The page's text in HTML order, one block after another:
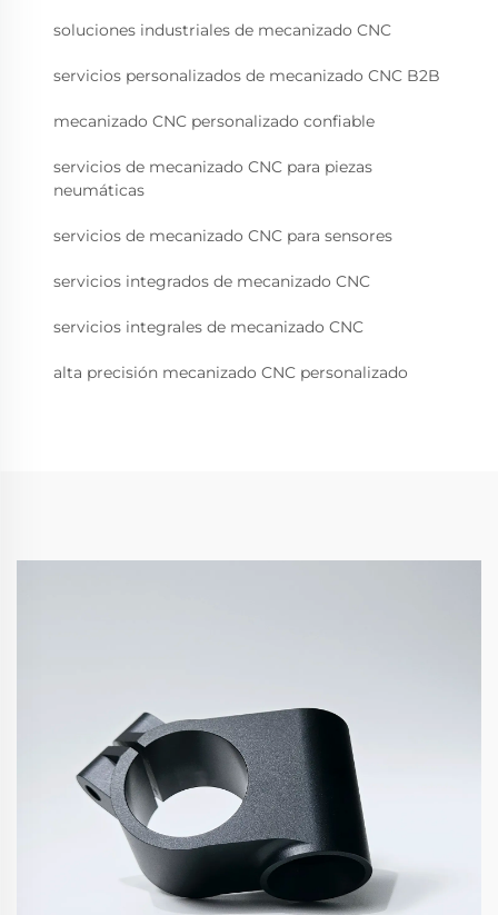
soluciones industriales de mecanizado CNC
servicios personalizados de mecanizado CNC B2B
mecanizado CNC personalizado confiable
servicios de mecanizado CNC para piezas
neumáticas
servicios de mecanizado CNC para sensores
servicios integrados de mecanizado CNC
servicios integrales de mecanizado CNC
alta precisión mecanizado CNC personalizado